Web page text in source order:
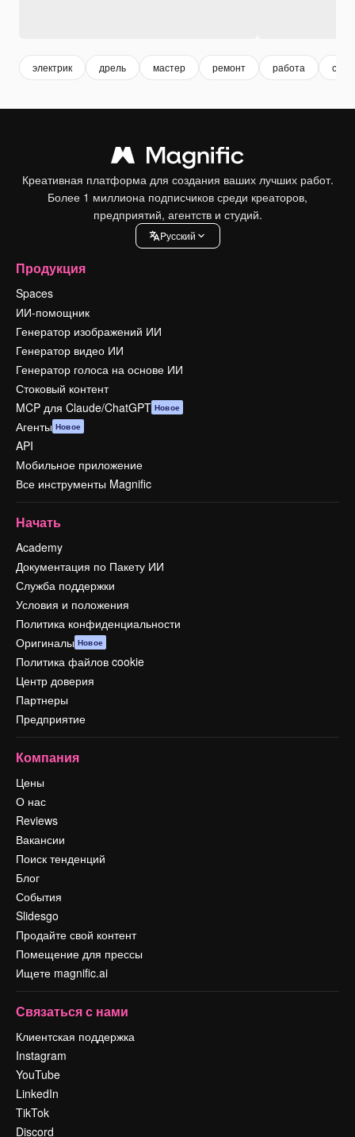
электрик дрель мастер ремонт работа
Креативная платформа для создания ваших лучших работ.
Более 1 миллиона подписчиков среди креаторов,
предприятий, агентств и студий.
Pусский
Продукция
Spaces
ИИ-помощник
Генератор изображений ИИ
Генератор видео ИИ
Генератор голоса на основе ИИ
Стоковый контент
MCP для Claude/ChatGPT Новое
Агенты Новое
API
Мобильное приложение
Все инструменты Magnific
Начать
Academy
Документация по Пакету ИИ
Служба поддержки
Условия и положения
Политика конфиденциальности
Оригиналы Новое
Политика файлов cookie
Центр доверия
Партнеры
Предприятие
Компания
Цены
О нас
Reviews
Вакансии
Поиск тенденций
Блог
События
Slidesgo
Продайте свой контент
Помещение для прессы
Ищете magnific.ai
Связаться с нами
Клиентская поддержка
Instagram
YouTube
LinkedIn
TikTok
Discord